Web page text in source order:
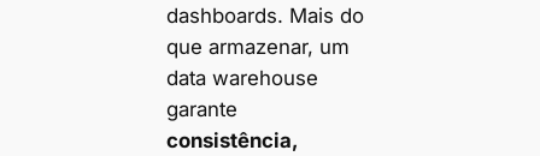
dashboards. Mais do
que armazenar, um
data warehouse
garante
consistência,